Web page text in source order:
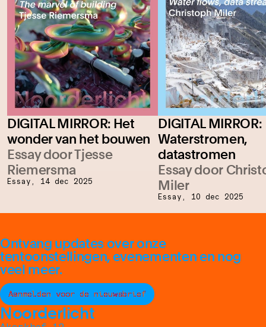
DIGITAL MIRROR: Het
wonder van het bouwen
Essay door Tjesse
Riemersma
Essay, 14 dec 2025
DIGITAL MIRROR:
Waterstromen,
datastromen
Essay door
Miler
Essay, 10 dec 2025
Ontvang updates over onze
tentoonstellingen, evenementen en nog
veel meer.
Aanmelden voor de nieuwsbrief
Noorderlicht